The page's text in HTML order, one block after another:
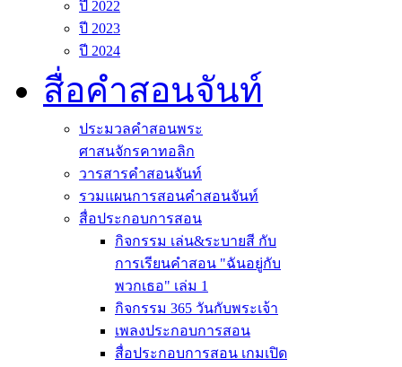
ปี 2022
ปี 2023
ปี 2024
สื่อคำสอนจันท์
ประมวลคำสอนพระ
ศาสนจักรคาทอลิก
วารสารคำสอนจันท์
รวมแผนการสอนคำสอนจันท์
สื่อประกอบการสอน
กิจกรรม เล่น&ระบายสี กับ
การเรียนคำสอน "ฉันอยู่กับ
พวกเธอ" เล่ม 1
กิจกรรม 365 วันกับพระเจ้า
เพลงประกอบการสอน
สื่อประกอบการสอน เกมเปิด